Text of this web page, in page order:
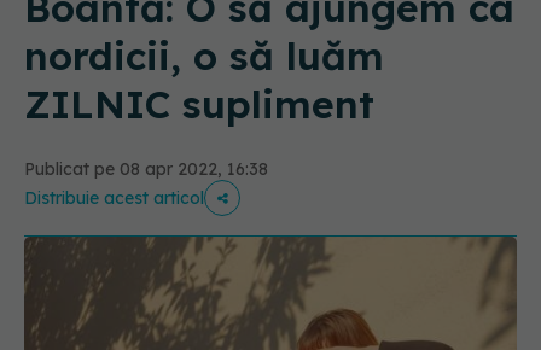
nordicii, o să luăm
ZILNIC supliment
Publicat pe 08 apr 2022, 16:38
Distribuie acest articol